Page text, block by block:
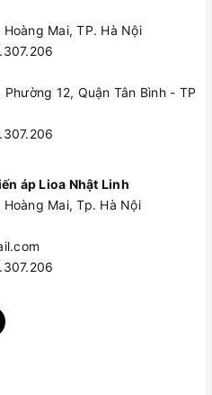
Mai, TP. Hà Nội
12, Quận Tân Bình - TP
áp Lioa Nhật Linh
Mai, Tp. Hà Nội